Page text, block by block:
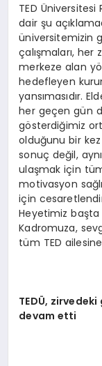
TED
dair şu
üniversitemizin
çalışmaları, her
merkeze alan
hedefleyen
yansımasıdır.
her geçen gün
gösterdiğimiz
olduğunu bir kez
sonuç değil,
ulaşmak için
motivasyon
için
Heyetimiz başta
Kadromuza,
tüm TED
TEDÜ,
devam etti